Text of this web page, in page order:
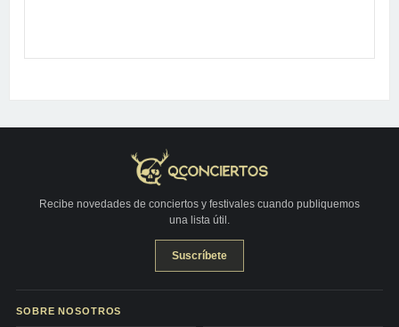
Recibe novedades de conciertos y festivales cuando publiquemos
una lista útil.
Suscríbete
SOBRE NOSOTROS